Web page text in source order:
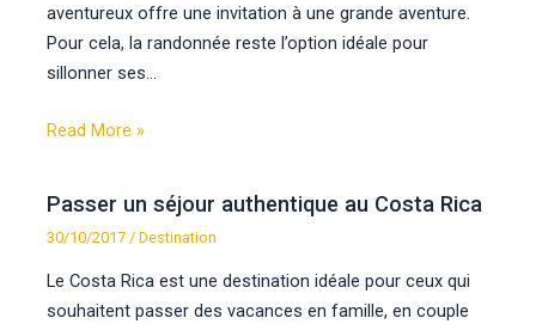
aventureux offre une invitation à une grande aventure.
Pour cela, la randonnée reste l’option idéale pour
sillonner ses…
Read More »
Passer un séjour authentique au Costa Rica
30/10/2017 /Destination
Le Costa Rica est une destination idéale pour ceux qui
souhaitent passer des vacances en famille, en couple